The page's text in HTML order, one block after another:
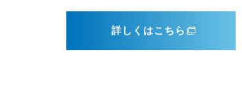
詳しくはこちら